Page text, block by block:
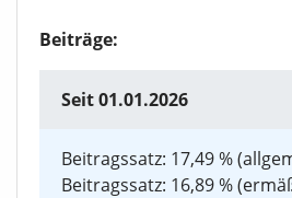
Beiträge:
Seit 01.01.2026
Beitragssatz: 17,49 %
Beitragssatz: 16,89 %